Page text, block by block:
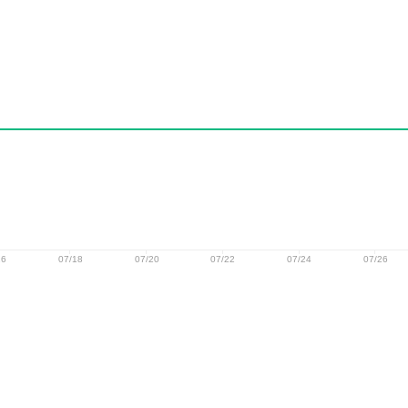
07/18 07/20 07/22 07/24 07/26